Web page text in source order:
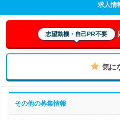
求人情
志望動機・自己PR不要
気に
その他の募集情報